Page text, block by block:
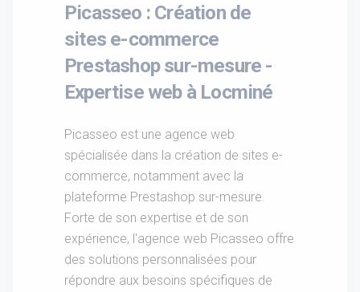
Picasseo : Création de
sites e-commerce
Prestashop sur-mesure -
Expertise web à Locminé
Picasseo est une agence web
spécialisée dans la création de sites e-
commerce, notamment avec la
plateforme Prestashop sur-mesure.
Forte de son expertise et de son
expérience, l'agence web Picasseo offre
des solutions personnalisées pour
répondre aux besoins spécifiques de